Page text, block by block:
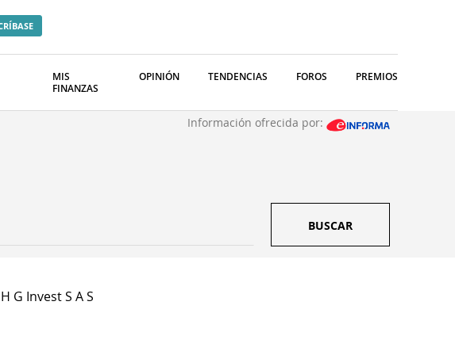
MIS
FINANZAS
OPINIÓN TENDENCIAS FOROS PREMIOS
Información ofrecida por:
BUSCAR
H G Invest S A S